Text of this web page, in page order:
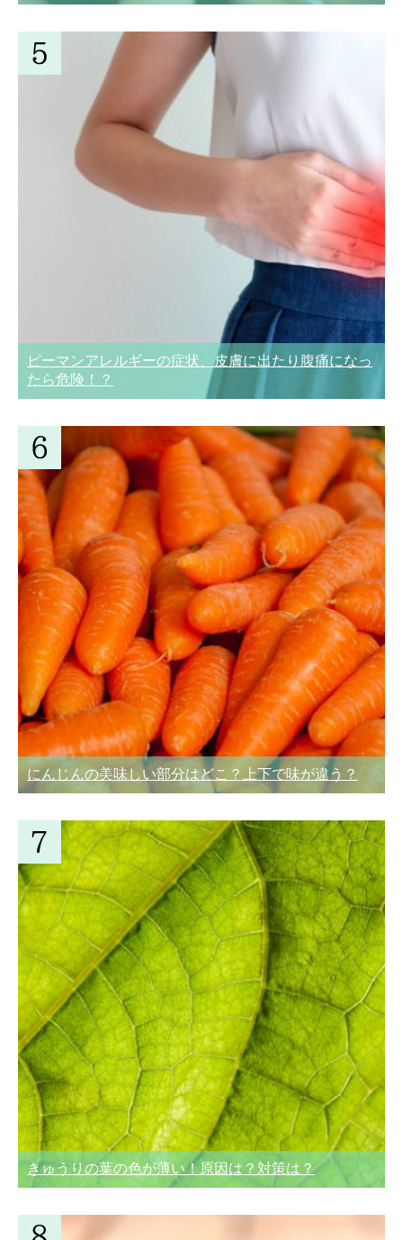
ピーマンアレルギーの症状、皮膚に出たり腹痛になっ
たら危険！？
にんじんの美味しい部分はどこ？上下で味が違う？
きゅうりの葉の色が薄い！原因は？対策は？